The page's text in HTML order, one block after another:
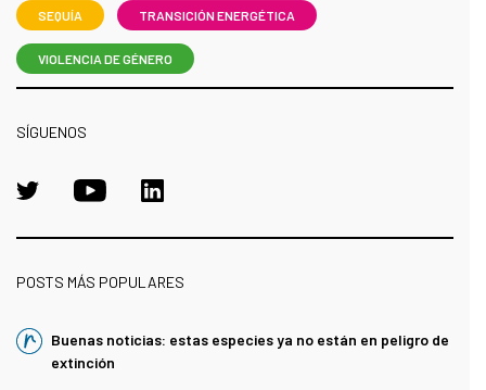
SEQUÍA TRANSICIÓN ENERGÉTICA
VIOLENCIA DE GÉNERO
SÍGUENOS
POSTS MÁS POPULARES
Buenas noticias: estas especies ya no están en peligro de
extinción